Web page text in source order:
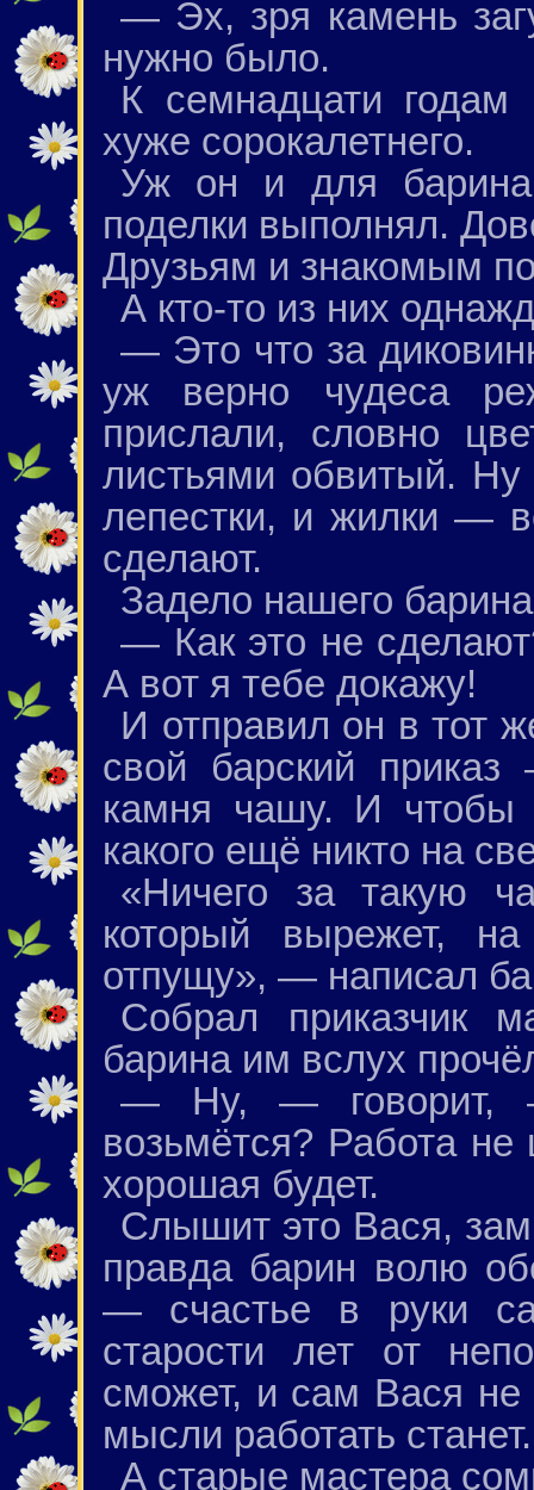
— Эх, зря камень
нужно было.
К семнадцати
хуже сорокалетнего.
Уж он и для
поделки выполнял.
Друзьям и знакомым
А кто-то из них
— Это что за
уж верно чудеса
прислали, словно
листьями обвитый. Ну
лепестки, и жилки —
сделают.
Задело нашего
— Как это не
А вот я тебе докажу!
И отправил он в тот
свой барский
камня чашу. И чтобы
какого ещё никто на
«Ничего за такую
который вырежет,
отпущу», — написал
Собрал приказчик
барина им вслух
— Ну, — говорит,
возьмётся? Работа
хорошая будет.
Слышит это Вася,
правда барин волю
— счастье в руки
старости лет от
сможет, и сам Вася не
мысли работать
А старые мастера